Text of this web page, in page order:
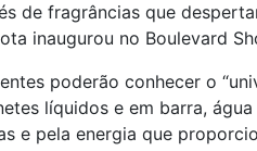
de fragrâncias que
inaugurou no Boulevard
poderão conhecer o
líquidos e em barra,
e pela energia que